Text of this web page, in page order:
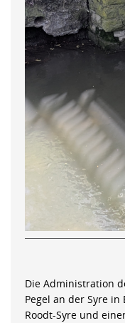
Die Administration
Pegel an der Syre
Roodt-Syre und